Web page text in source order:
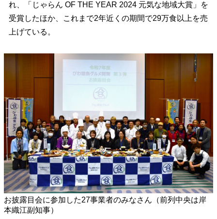
れ、「じゃらん OF THE YEAR 2024 元気な地域大賞」を
受賞したほか、これまで2年近くの期間で29万食以上を売
上げている。
お披露目会に参加した27事業者のみなさん（前列中央は岸
本織江副知事）